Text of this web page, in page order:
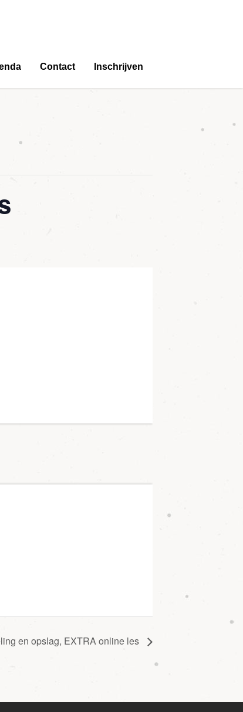
Contact Inschrijven
en opslag, EXTRA online les